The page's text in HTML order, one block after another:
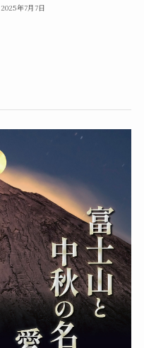
2025年7月7日